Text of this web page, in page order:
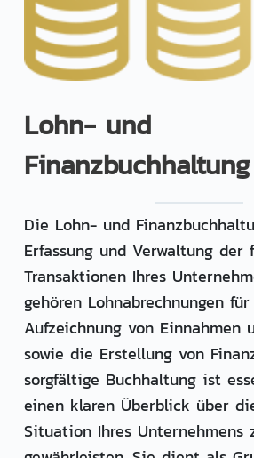
Lohn- und
Finanzbuchhaltung
Die Lohn- und
Erfassung und Verwaltung der
Transaktionen Ihres
gehören Lohnabrechnungen
Aufzeichnung von Einnahmen
sowie die Erstellung von
sorgfältige Buchhaltung ist
einen klaren Überblick über
Situation Ihres Unternehmens